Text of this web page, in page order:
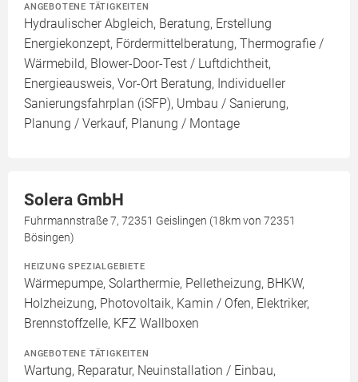
ANGEBOTENE TÄTIGKEITEN
Hydraulischer Abgleich, Beratung, Erstellung
Energiekonzept, Fördermittelberatung, Thermografie /
Wärmebild, Blower-Door-Test / Luftdichtheit,
Energieausweis, Vor-Ort Beratung, Individueller
Sanierungsfahrplan (iSFP), Umbau / Sanierung,
Planung / Verkauf, Planung / Montage
Solera GmbH
Fuhrmannstraße 7, 72351 Geislingen (18km von 72351
Bösingen)
HEIZUNG SPEZIALGEBIETE
Wärmepumpe, Solarthermie, Pelletheizung, BHKW,
Holzheizung, Photovoltaik, Kamin / Ofen, Elektriker,
Brennstoffzelle, KFZ Wallboxen
ANGEBOTENE TÄTIGKEITEN
Wartung, Reparatur, Neuinstallation / Einbau,